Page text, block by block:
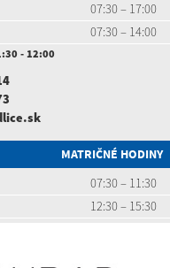
07:30 – 17:00
07:30 – 14:00
- 12:00
MATRIČNÉ HODINY
07:30 – 11:30
12:30 – 15:30